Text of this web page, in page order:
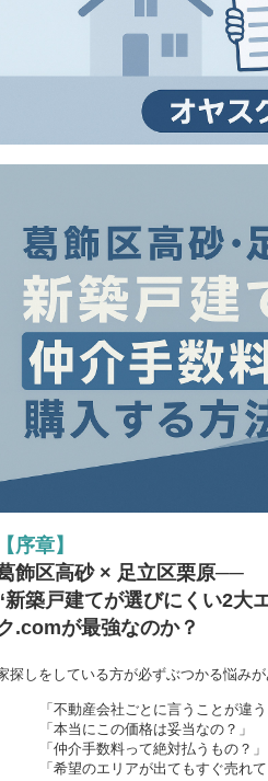
【序章】
飾区高砂 × 足立区栗原──
新築戸建てが選びにくい2大
.comが最強なのか？
探しをしている方が必ずぶつかる悩みが
「不動産会社ごとに言うことが違
「本当にこの価格は妥当なの？」
「仲介手数料って絶対払うもの？」
「希望のエリアが出てもすぐ売れ